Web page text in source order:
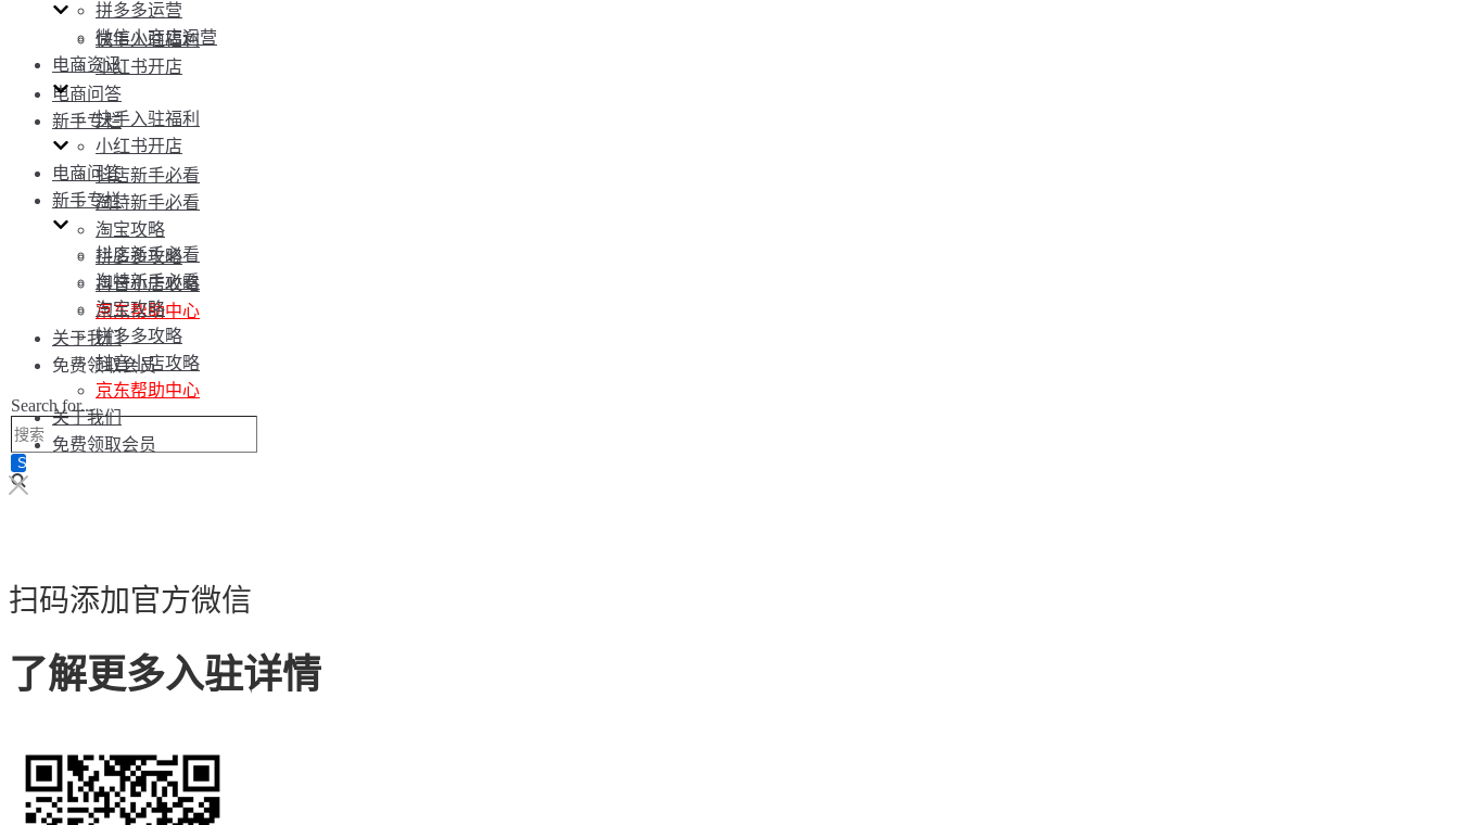
快手入驻福利
小红书开店
电商问答
新手专栏
抖店新手必看
淘特新手必看
淘宝攻略
拼多多攻略
抖音小店攻略
京东帮助中心
关于我们
免费领取会员
Search for...
拼多多运营
微信小商店运营
电商资讯
快手入驻福利
小红书开店
电商问答
新手专栏
抖店新手必看
淘特新手必看
淘宝攻略
拼多多攻略
抖音小店攻略
京东帮助中心
关于我们
免费领取会员
扫码添加官方微信
了解更多入驻详情